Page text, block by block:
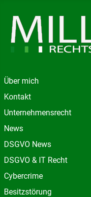
Über mich
Kontakt
Unternehmensrecht
News
DSGVO News
DSGVO & IT Recht
Cybercrime
Besitzstörung